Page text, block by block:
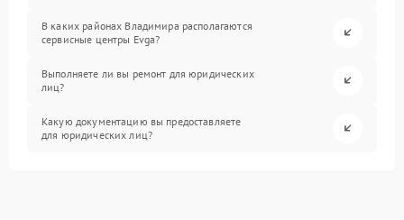
В каких районах Владимира располагаются
сервисные центры Evga?
Выполняете ли вы ремонт для юридических
лиц?
Какую документацию вы предоставляете
для юридических лиц?